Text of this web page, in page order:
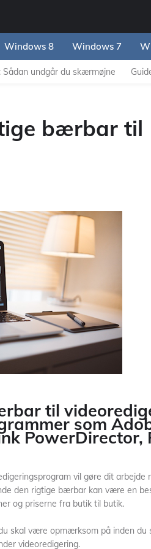
Windows 8 Windows 7
Sådan undgår du skærmøjne
bærbar til
til
som
PowerDirector,
vil gøre dit arbejde
den rigtige bærbar kan være en
og priserne fra butik til butik.
skal være opmærksom på inden du
videoredigering.